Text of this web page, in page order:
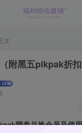
文
附黑五pikpak折扣
网盘兑换会员及使